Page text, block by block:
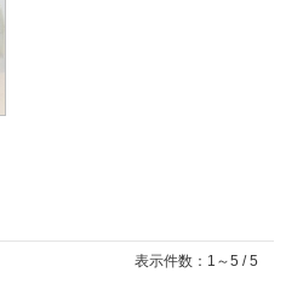
表示件数：1～5 / 5